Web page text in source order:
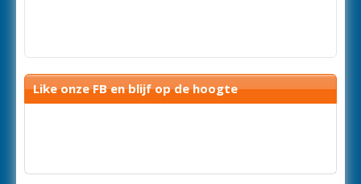
Like onze FB en blijf op de hoogte